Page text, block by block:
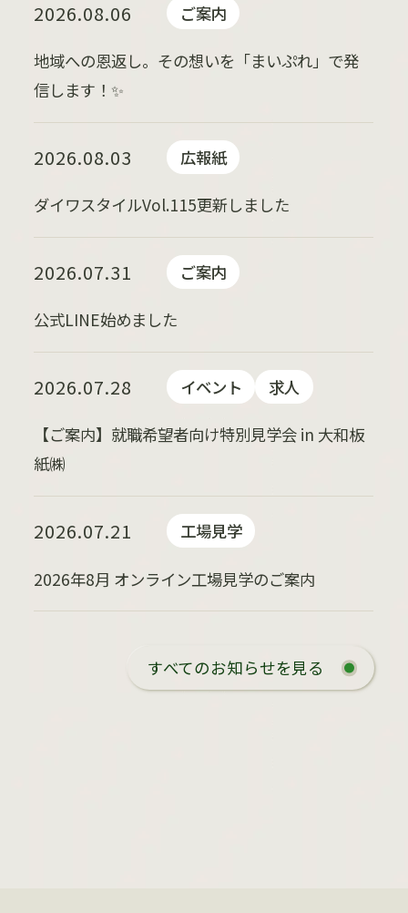
2026.08.06 ご案内
地域への恩返し。その想いを「まいぷれ」で発
信します！✨
2026.08.03 広報紙
ダイワスタイルVol.115更新しました
2026.07.31 ご案内
公式LINE始めました
2026.07.28 イベント 求人
【ご案内】就職希望者向け特別見学会 in 大和板
紙㈱
2026.07.21 工場見学
2026年8月 オンライン工場見学のご案内
すべてのお知らせを見る